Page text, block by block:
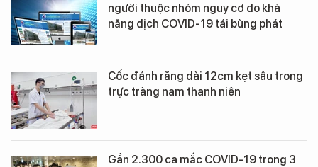
người thuộc nhóm nguy cơ do khả
năng dịch COVID-19 tái bùng phát
Cốc đánh răng dài 12cm kẹt sâu trong
trực tràng nam thanh niên
Gần 2.300 ca mắc COVID-19 trong 3